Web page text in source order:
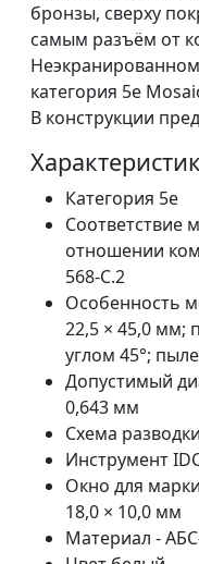
бронзы, сверху
самым разъём от
категория 5е
В конструкции
Категория 5e
Соответствие
отношении
568-C.2
Особенность
22,5 × 45,0 мм;
углом 45°;
Допустимый
0,643 мм
Схема
Инструмент
Окно для
18,0 × 10,0 мм
Материал -